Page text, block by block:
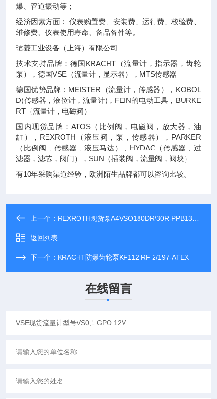
爆、管道振动等；
经济因素方面： 仪表购置费、安装费、运行费、校验费、
维修费、仪表使用寿命、备品备件等。
珺菱工业设备（上海）有限公司
技术支持品牌：德国KRACHT（流量计，指示器，齿轮
泵），德国VSE（流量计，显示器），MTS传感器
德国优势品牌：MEISTER（流量计，传感器），KOBOL
D(传感器，液位计，流量计)，FEIN的电动工具，BURKE
RT（流量计，电磁阀）
国内现货品牌：ATOS（比例阀，电磁阀，放大器，油
缸），REXROTH（液压阀，泵，传感器），PARKER
（比例阀，传感器，液压马达），HYDAC（传感器，过
滤器，滤芯，阀门），SUN（插装阀，流量阀，阀块）
有10年采购渠道经验，欧洲陌生品牌都可以咨询比较。
上一个： REXROTH现货泵A4VSO180DR/30R-PPB13N00
返回列表
下一个： KRACHT防爆齿轮泵KF112 RF 2/197-ATEX
在线留言